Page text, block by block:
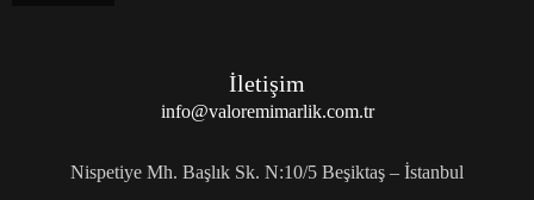
İletişim
info@valoremimarlik.com.tr
Nispetiye Mh. Başlık Sk. N:10/5 Beşiktaş – İstanbul